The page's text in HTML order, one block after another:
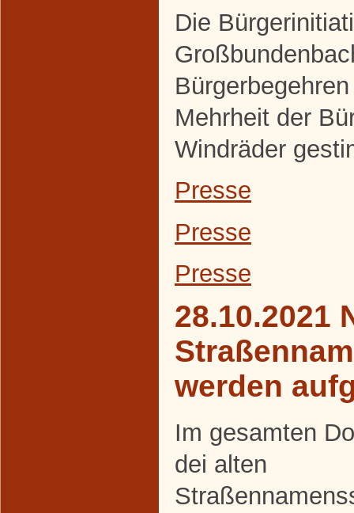
Die
Mehrheit der
Windräder
Presse
Presse
Presse
28.10.2021
werden
Im gesamten
dei alten